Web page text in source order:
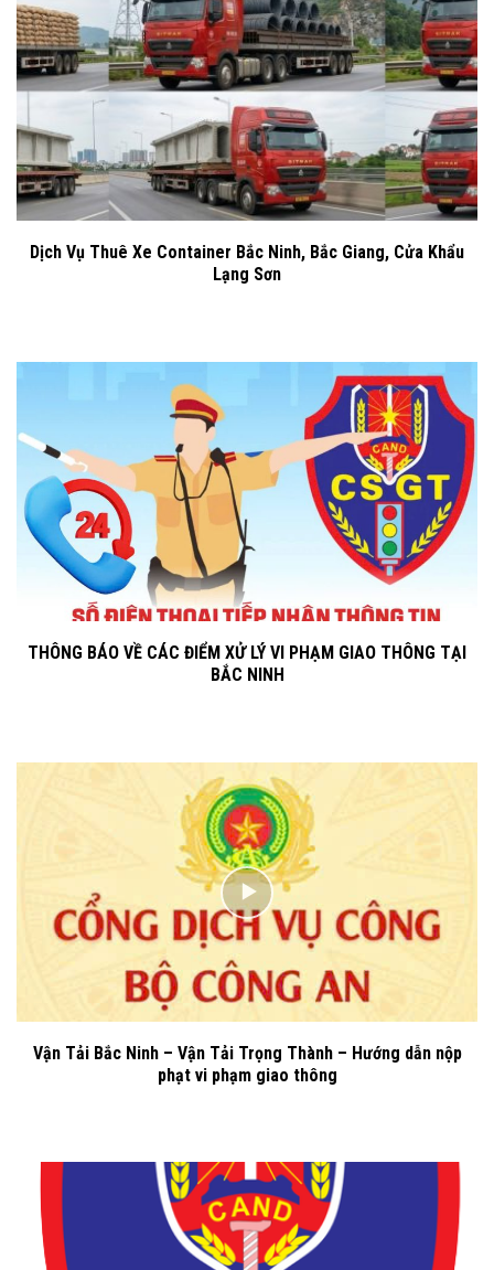
Dịch Vụ Thuê Xe Container Bắc Ninh, Bắc Giang, Cửa Khẩu
Lạng Sơn
THÔNG BÁO VỀ CÁC ĐIỂM XỬ LÝ VI PHẠM GIAO THÔNG TẠI
BẮC NINH
Vận Tải Bắc Ninh – Vận Tải Trọng Thành – Hướng dẫn nộp
phạt vi phạm giao thông